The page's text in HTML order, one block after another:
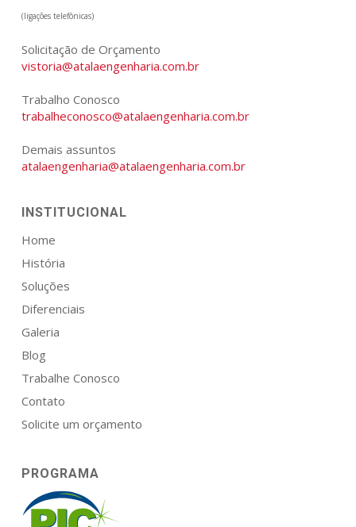
(ligações telefônicas)
Solicitação de Orçamento
vistoria@atalaengenharia.com.br
Trabalho Conosco
trabalheconosco@atalaengenharia.com.br
Demais assuntos
atalaengenharia@atalaengenharia.com.br
INSTITUCIONAL
Home
História
Soluções
Diferenciais
Galeria
Blog
Trabalhe Conosco
Contato
Solicite um orçamento
PROGRAMA